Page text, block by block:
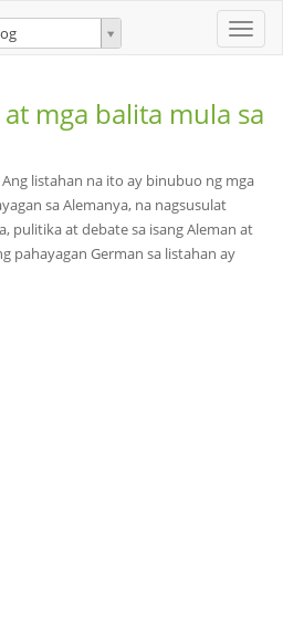
Toggle
mga balita mula sa
listahan na ito ay binubuo ng mga
sa Alemanya, na nagsusulat
pulitika at debate sa isang Aleman at
pahayagan German sa listahan ay